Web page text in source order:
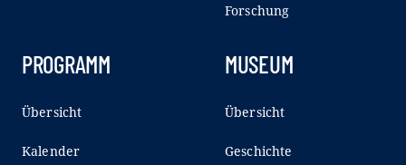
Forschung
PROGRAMM
Übersicht
Kalender
MUSEUM
Übersicht
Geschichte